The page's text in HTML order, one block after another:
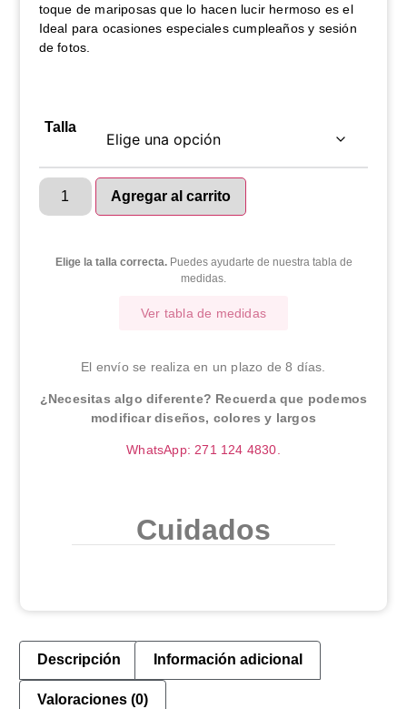
toque de mariposas que lo hacen lucir hermoso es el
Ideal para ocasiones especiales cumpleaños y sesión
de fotos.
Talla
Agregar al carrito
Elige la talla correcta.Puedes ayudarte de nuestra tabla de
medidas.
Ver tabla de medidas
El envío se realiza en un plazo de 8 días.
¿Necesitas algo diferente? Recuerda que podemos
modificar diseños, colores y largos
WhatsApp: 271 124 4830.
Cuidados
Descripción Información adicional
Valoraciones (0)